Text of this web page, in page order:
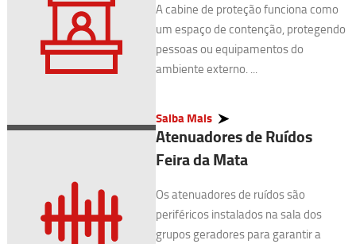
A cabine de proteção funciona como
um espaço de contenção, protegendo
pessoas ou equipamentos do
ambiente externo. ...
Saiba Mais
Atenuadores de Ruídos
Feira da Mata
Os atenuadores de ruídos são
periféricos instalados na sala dos
grupos geradores para garantir a